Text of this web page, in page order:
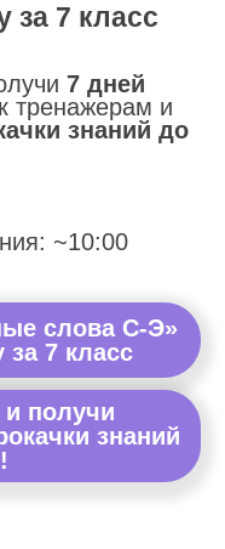
за 7 класс
7 дней
тренажерам и
знаний до
~10:00
С-Э»
7 класс
и получи
знаний